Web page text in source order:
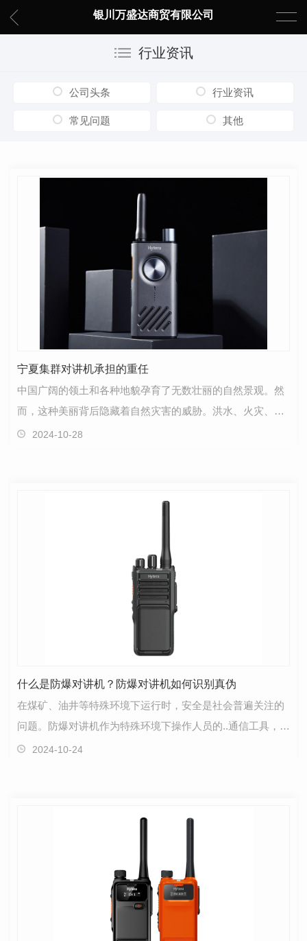
银川万盛达商贸有限公司
行业资讯
公司头条 行业资讯
常见问题 其他
宁夏集群对讲机承担的重任
中国广阔的领土和各种地貌孕育了无数壮丽的自然景观。然
而，这种美丽背后隐藏着自然灾害的威胁。洪水、火灾、台
风和地震，每一场灾难都是对生命的严峻挑战。在此背…
2024-10-28
什么是防爆对讲机？防爆对讲机如何识别真伪
在煤矿、油井等特殊环境下运行时，安全是社会普遍关注的
问题。防爆对讲机作为特殊环境下操作人员的..通信工具，..
了施工人员的安全。防爆对讲机不同于普通对讲机，…
2024-10-24